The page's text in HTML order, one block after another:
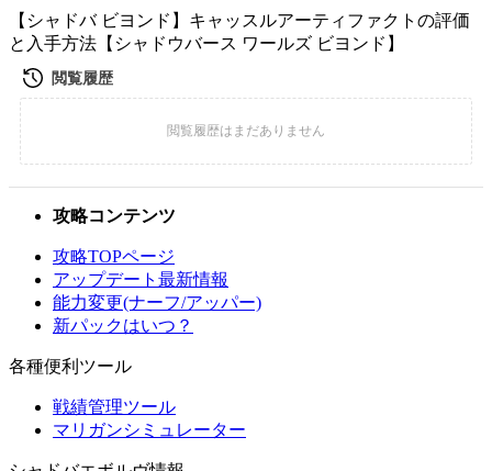
【シャドバ ビヨンド】キャッスルアーティファクトの評価
と入手方法【シャドウバース ワールズ ビヨンド】
攻略コンテンツ
攻略TOPページ
アップデート最新情報
能力変更(ナーフ/アッパー)
新パックはいつ？
各種便利ツール
戦績管理ツール
マリガンシミュレーター